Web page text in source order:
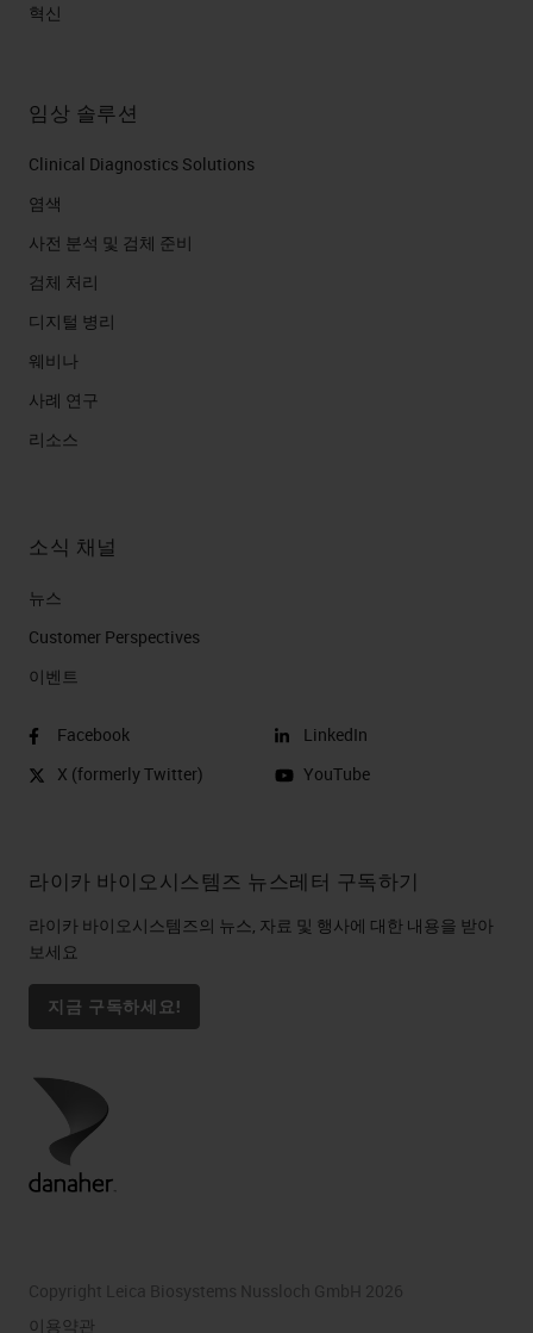
혁신
임상 솔루션
Clinical Diagnostics Solutions
염색
사전 분석 및 검체 준비
검체 처리
디지털 병리
웨비나
사례 연구
리소스
소식 채널
뉴스
Customer Perspectives​
이벤트
Facebook
X (formerly Twitter)
LinkedIn
YouTube
라이카 바이오시스템즈 뉴스레터 구독하기
라이카 바이오시스템즈의 뉴스, 자료 및 행사에 대한 내용을 받아
보세요
지금 구독하세요!
Copyright Leica Biosystems Nussloch GmbH 2026
이용약관